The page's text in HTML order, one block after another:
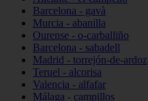
Barcelona - gavà
Murcia - abanilla
Ourense - o-carballiño
Barcelona - sabadell
Madrid - torrejón-de-ardoz
Teruel - alcorisa
Valencia - alfafar
Málaga - campillos